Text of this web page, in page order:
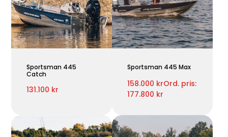
Sportsman 445
Catch
131.100 kr
Sportsman 445 Max
158.000 krOrd. pris:
177.800 kr